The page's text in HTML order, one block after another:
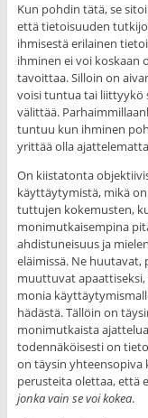
Kun pohdin tätä, se
että tietoisuuden
ihmisestä erilainen
ihminen ei voi
tavoittaa. Silloin on
voisi tuntua tai liittyykö
välittää.
tuntuu kun ihminen
yrittää olla
On kiistatonta
käyttäytymistä, mikä
tuttujen kokemusten,
monimutkaisempina
ahdistuneisuus ja
eläimissä. Ne
muuttuvat
monia
hädästä. Tällöin on
monimutkaista
todennäköisesti on
on täysin yhteensopiva
perusteita olettaa, että
jonka vain se voi kokea.